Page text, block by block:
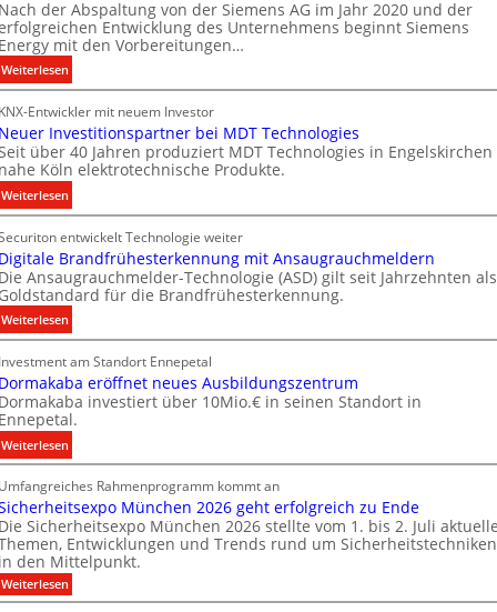
e
c
h
n
i
k
e
n
der Abspaltung von der Siemens AG im Jahr 2020 und der
Entwicklung des Unternehmens beginnt Siemens
mit den Vorbereitungen…
Weiterlesen:
S
i
e
m
e
n
s
E
n
e
r
g
y
w
i
r
d
z
u
r
e
i
g
e
n
Entwickler mit neuem Investor
Investitionspartner bei MDT Technologies
über 40 Jahren produziert MDT Technologies in Engelskirchen
Köln elektrotechnische Produkte.
Weiterlesen:
N
e
u
e
r
I
n
v
e
s
t
i
t
i
o
n
s
p
a
entwickelt Technologie weiter
Brandfrühesterkennung mit Ansaugrauchmeldern
Ansaugrauchmelder-Technologie (ASD) gilt seit Jahrzehnten als
für die Brandfrühesterkennung.
Weiterlesen:
D
i
g
i
t
a
l
e
B
r
a
n
d
am Standort Ennepetal
eröffnet neues Ausbildungszentrum
investiert über 10Mio.€ in seinen Standort in
Weiterlesen:
D
o
r
m
a
k
a
Rahmenprogramm kommt an
München 2026 geht erfolgreich zu Ende
Sicherheitsexpo München 2026 stellte vom 1. bis 2. Juli
Entwicklungen und Trends rund um Sicherheitstechniken
den Mittelpunkt.
Weiterlesen:
S